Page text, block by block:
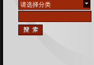
请选择分类